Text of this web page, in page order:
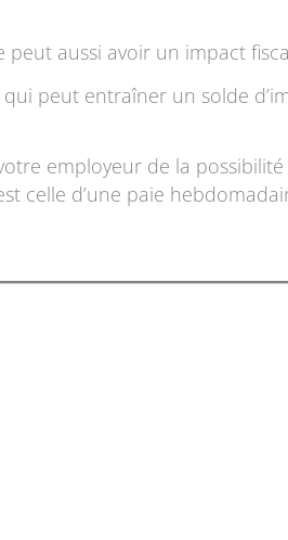
aussi avoir un impact
qui peut entraîner un solde
employeur de la possibilité
celle d’une paie